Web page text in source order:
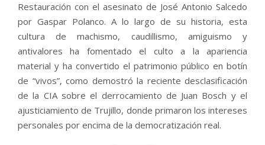
Restauración con el asesinato de José Antonio Salcedo
por Gaspar Polanco. A lo largo de su historia, esta
cultura de machismo, caudillismo, amiguismo y
antivalores ha fomentado el culto a la apariencia
material y ha convertido el patrimonio público en botín
de “vivos”, como demostró la reciente desclasificación
de la CIA sobre el derrocamiento de Juan Bosch y el
ajusticiamiento de Trujillo, donde primaron los intereses
personales por encima de la democratización real.